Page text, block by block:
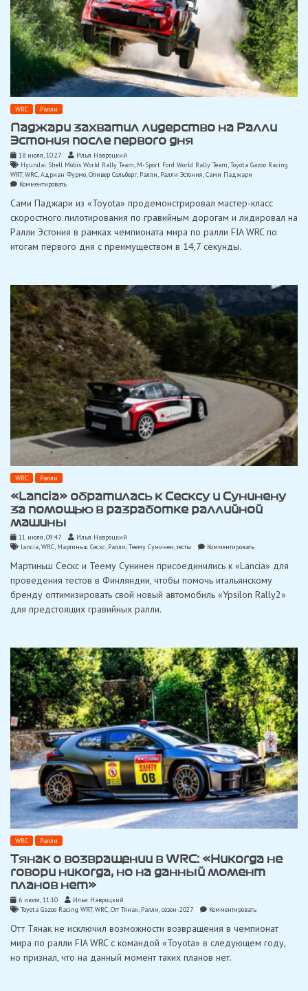
WRC Ралли
Паджари захватил лидерство на Ралли
Эстония после первого дня
18 июля, 10:27
Илья Навроцкий
Hyundai Shell Mobis World Rally Team, M-Sport Ford World Rally Team,Toyota Gazoo Racing
WRT,WRC,Адриан Фурмо,Оливер Сольберг, Ралли, Ралли Эстония,Сами Паджари
Комментироватьon
захватил
на
Ралли
после
Сами Паджари из «Toyota» продемонстрировал мастер-класс
скоростного пилотирования по гравийным дорогам и лидировал на
Ралли Эстония в рамках чемпионата мира по ралли FIA WRC по
итогам первого дня с преимуществом в 14,7 секунды.
WRC Ралли
«Lancia» обратилась к Сесксу и Сунинену
за помощью в разработке раллийной
машины
11 июля, 09:47
Илья Навроцкий
lancia,WRC, Мартиньш Сескс, Ралли,Тeeму Сунинен,тесты Комментироватьon
обратилась
Сесксу
и
раллийной
машины
Мартиньш Сескс и Теему Сунинен присоединились к «Lancia» для
проведения тестов в Финляндии, чтобы помочь итальянскому
бренду оптимизировать свой новый автомобиль «Ypsilon Rally2»
для предстоящих гравийных ралли.
WRC Ралли
Тянак о возвращении в WRC: «Никогда не
говори никогда, но на данный момент
планов нет»
6 июля, 11:10
Илья Навроцкий
Toyota Gazoo Racing WRT, WRC Отт Тянак Ралли сезон-2027 Комментироватьon
о
в
Отт Тянак не исключил возможности возвращения в чемпионат
мира по ралли FIA WRC с командой «Toyota» в следующем году,
но признал, что на данный момент таких планов нет.